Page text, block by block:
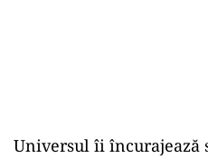
Universul îi încurajează